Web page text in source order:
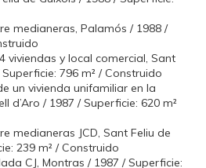
medianeras, Palamós / 1988 /
viviendas y local comercial, Sant
796 m² / Construido
un vivienda unifamiliar en la
d’Aro / 1987 / Superficie: 620 m²
medianeras JCD, Sant Feliu de
239 m² / Construido
CJ, Montras / 1987 / Superficie: